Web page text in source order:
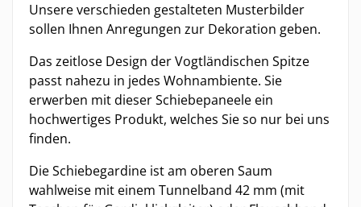
Unsere verschieden gestalteten Musterbilder
sollen Ihnen Anregungen zur Dekoration geben.
Das zeitlose Design der Vogtländischen Spitze
passt nahezu in jedes Wohnambiente. Sie
erwerben mit dieser Schiebepaneele ein
hochwertiges Produkt, welches Sie so nur bei uns
finden.
Die Schiebegardine ist am oberen Saum
wahlweise mit einem Tunnelband 42 mm (mit